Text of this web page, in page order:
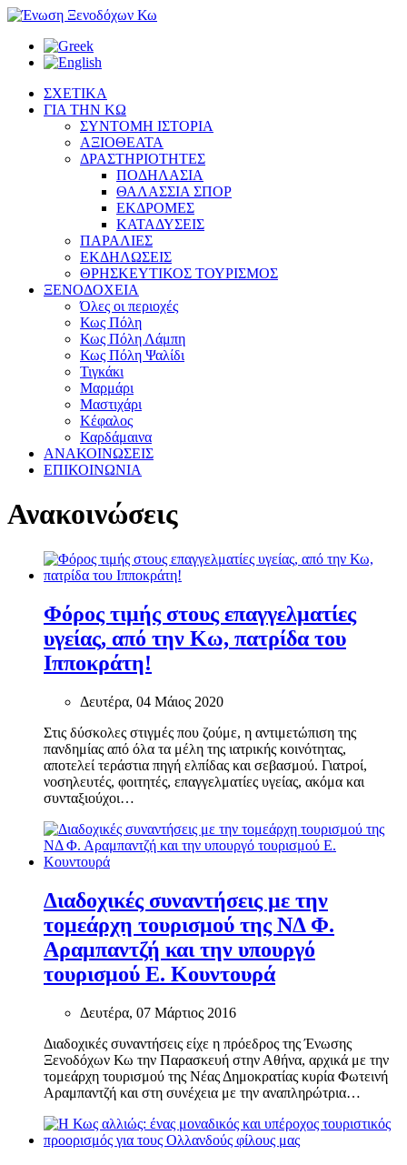
ΣΧΕΤΙΚΑ
ΓΙΑ ΤΗΝ ΚΩ
ΣΥΝΤΟΜΗ ΙΣΤΟΡΙΑ
ΑΞΙΟΘΕΑΤΑ
ΔΡΑΣΤΗΡΙΟΤΗΤΕΣ
ΠΟΔΗΛΑΣΙΑ
ΘΑΛΑΣΣΙΑ ΣΠΟΡ
ΕΚΔΡΟΜΕΣ
ΚΑΤΑΔΥΣΕΙΣ
ΠΑΡΑΛΙΕΣ
ΕΚΔΗΛΩΣΕΙΣ
ΘΡΗΣΚΕΥΤΙΚΟΣ ΤΟΥΡΙΣΜΟΣ
ΞΕΝΟΔΟΧΕΙΑ
Όλες οι περιοχές
Κως Πόλη
Κως Πόλη Λάμπη
Κως Πόλη Ψαλίδι
Τιγκάκι
Μαρμάρι
Μαστιχάρι
Κέφαλος
Καρδάμαινα
ΑΝΑΚΟΙΝΩΣΕΙΣ
ΕΠΙΚΟΙΝΩΝΙΑ
Ανακοινώσεις
Φόρος τιμής στους επαγγελματίες
υγείας, από την Κω, πατρίδα του
Ιπποκράτη!
Δευτέρα, 04 Μάιος 2020
Στις δύσκολες στιγμές που ζούμε, η αντιμετώπιση της
πανδημίας από όλα τα μέλη της ιατρικής κοινότητας,
αποτελεί τεράστια πηγή ελπίδας και σεβασμού. Γιατροί,
νοσηλευτές, φοιτητές, επαγγελματίες υγείας, ακόμα και
συνταξιούχοι…
Διαδοχικές συναντήσεις με την
τομεάρχη τουρισμού της ΝΔ Φ.
Αραμπαντζή και την υπουργό
τουρισμού Ε. Κουντουρά
Δευτέρα, 07 Μάρτιος 2016
Διαδοχικές συναντήσεις είχε η πρόεδρος της Ένωσης
Ξενοδόχων Κω την Παρασκευή στην Αθήνα, αρχικά με την
τομεάρχη τουρισμού της Νέας Δημοκρατίας κυρία Φωτεινή
Αραμπαντζή και στη συνέχεια με την αναπληρώτρια…